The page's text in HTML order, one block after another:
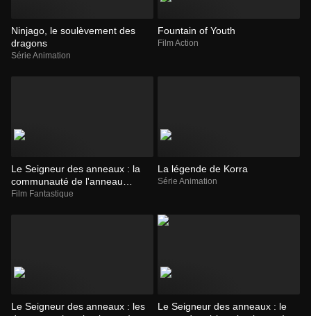
Ninjago, le soulèvement des
dragons
Série Animation
Fountain of Youth
Film Action
Le Seigneur des anneaux : la
communauté de l'anneau
(version longue)
Film Fantastique
La légende de Korra
Série Animation
Le Seigneur des anneaux : les
Le Seigneur des anneaux : le